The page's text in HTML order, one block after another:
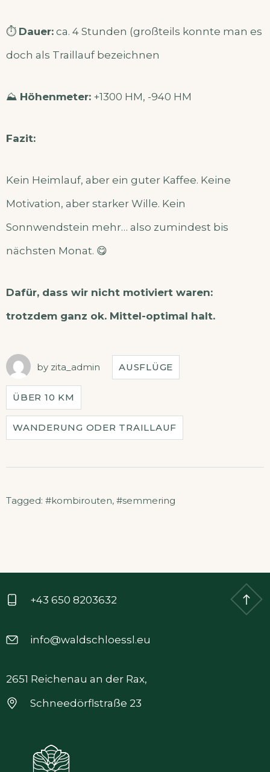
⏱️ Dauer: ca. 4 Stunden (großteils konnte man es
doch als Traillauf bezeichnen
⛰️ Höhenmeter: +1300 HM, -940 HM
Fazit:
Kein Heimlauf, aber ein guter Kaffee. Keine
Motivation, aber starker Wille. Kein
Sonnwendstein mehr… also zumindest bis
nächsten Monat. 😋
Dafür, dass wir nicht motiviert waren:
trotzdem ganz ok. Mittel-optimal halt.
by zita_admin AUSFLÜGE
ÜBER 10 KM
WANDERUNG ODER TRAILLAUF
Tagged: #kombirouten, #semmering
+43 650 8203632
info@waldschloessl.eu
2651 Reichenau an der Rax,
Schneedörflstraße 23